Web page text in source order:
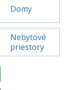
Domy
Nebytové
priestory